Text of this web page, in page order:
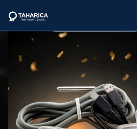
Categories